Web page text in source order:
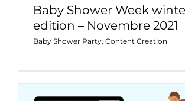
Baby Shower Week
edition – Novembre 2021
Baby Shower Party, Content Creation